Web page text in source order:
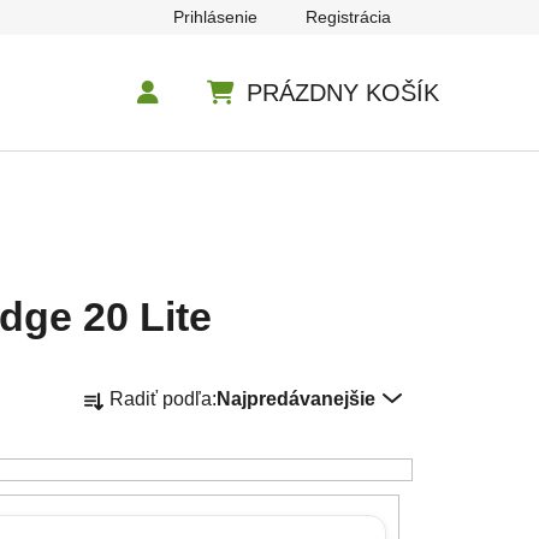
Prihlásenie Registrácia
PRÁZDNY KOŠÍK
20 Lite
Radiť podľa: Najpredávanejšie